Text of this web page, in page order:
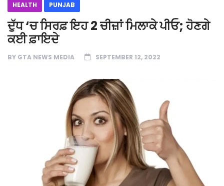
HEALTH PUNJAB
ਦੁੱਧ ‘ਚ ਸਿਰਫ਼ ਇਹ 2 ਚੀਜ਼ਾਂ ਮਿਲਾਕੇ ਪੀਓ; ਹੋਣਗੇ
ਕਈ ਫ਼ਾਇਦੇ
BY GTA NEWS MEDIA SEPTEMBER 12, 2022